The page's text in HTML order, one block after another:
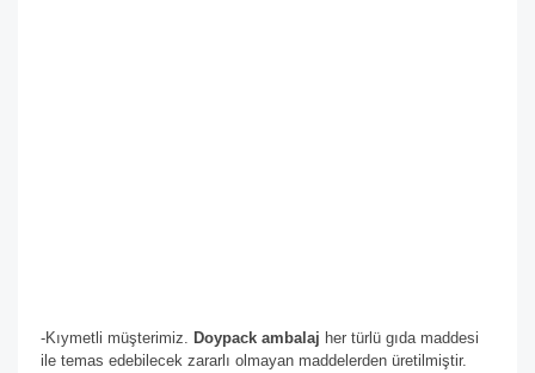
-Kıymetli müşterimiz. Doypack ambalaj her türlü gıda maddesi
ile temas edebilecek zararlı olmayan maddelerden üretilmiştir.